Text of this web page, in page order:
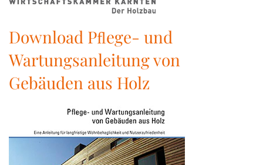
Download Pﬂege- und
Wartungsanleitung von
Gebäuden aus Holz